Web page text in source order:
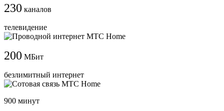
230 каналов
телевидение
200 МБит
безлимитный интернет
900 минут